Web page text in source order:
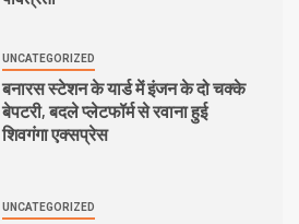
UNCATEGORIZED
बनारस स्टेशन के यार्ड में इंजन के दो चक्के
बेपटरी, बदले प्लेटफॉर्म से रवाना हुई
शिवगंगा एक्सप्रेस
UNCATEGORIZED